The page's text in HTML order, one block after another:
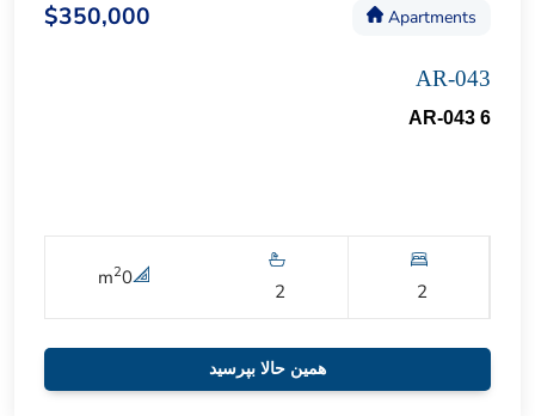
Apartments
$350,000
AR-043
AR-043 6
2
2
0
m2
همین حالا بپرسید